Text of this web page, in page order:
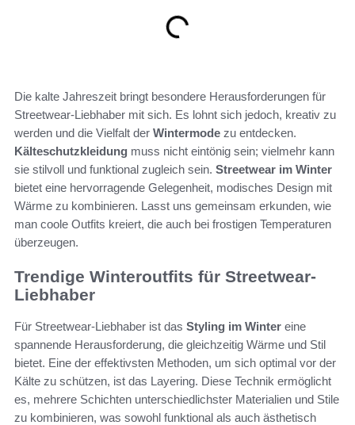
Die kalte Jahreszeit bringt besondere Herausforderungen für
Streetwear-Liebhaber mit sich. Es lohnt sich jedoch, kreativ zu
werden und die Vielfalt der Wintermode zu entdecken.
Kälteschutzkleidung muss nicht eintönig sein; vielmehr kann
sie stilvoll und funktional zugleich sein. Streetwear im Winter
bietet eine hervorragende Gelegenheit, modisches Design mit
Wärme zu kombinieren. Lasst uns gemeinsam erkunden, wie
man coole Outfits kreiert, die auch bei frostigen Temperaturen
überzeugen.
Trendige Winteroutfits für Streetwear-
Liebhaber
Für Streetwear-Liebhaber ist das Styling im Winter eine
spannende Herausforderung, die gleichzeitig Wärme und Stil
bietet. Eine der effektivsten Methoden, um sich optimal vor der
Kälte zu schützen, ist das Layering. Diese Technik ermöglicht
es, mehrere Schichten unterschiedlichster Materialien und Stile
zu kombinieren, was sowohl funktional als auch ästhetisch